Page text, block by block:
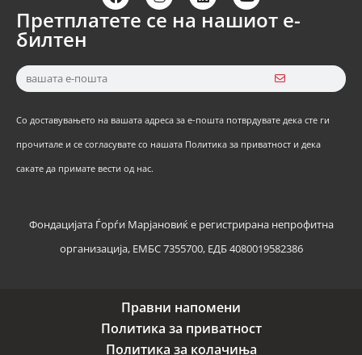
Претплатете се на нашиот е-
билтен
Со доставувањето на вашата адреса за е-пошта потврдувате дека сте ги
прочитале и се согласувате со нашата Политика за приватност и дека
сакате да примате вести од нас.
Фондацијата Ѓорѓи Марјановиќ е регистрирана непрофитна
организација, ЕМБС 7355700, ЕДБ 4080019582386
Правни напомени
Политика за приватност
Политика за колачиња